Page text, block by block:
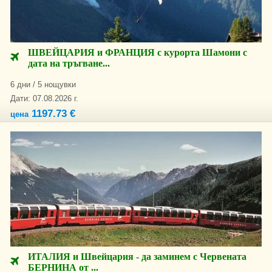
ШВЕЙЦАРИЯ и ФРАНЦИЯ с курорта Шамони с
дата на тръгване...
6 дни / 5 нощувки
Дати: 07.08.2026 г.
цена1197.73 €
ИТАЛИЯ и Швейцария - да заминем с Червената
БЕРНИНА от ...